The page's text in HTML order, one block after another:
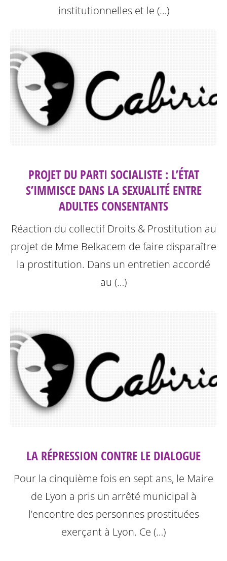
institutionnelles et le (…)
PROJET DU PARTI SOCIALISTE : L’ÉTAT
S’IMMISCE DANS LA SEXUALITÉ ENTRE
ADULTES CONSENTANTS
Réaction du collectif Droits & Prostitution au
projet de Mme Belkacem de faire disparaître
la prostitution. Dans un entretien accordé
au (…)
LA RÉPRESSION CONTRE LE DIALOGUE
Pour la cinquième fois en sept ans, le Maire
de Lyon a pris un arrêté municipal à
l’encontre des personnes prostituées
exerçant à Lyon. Ce (…)